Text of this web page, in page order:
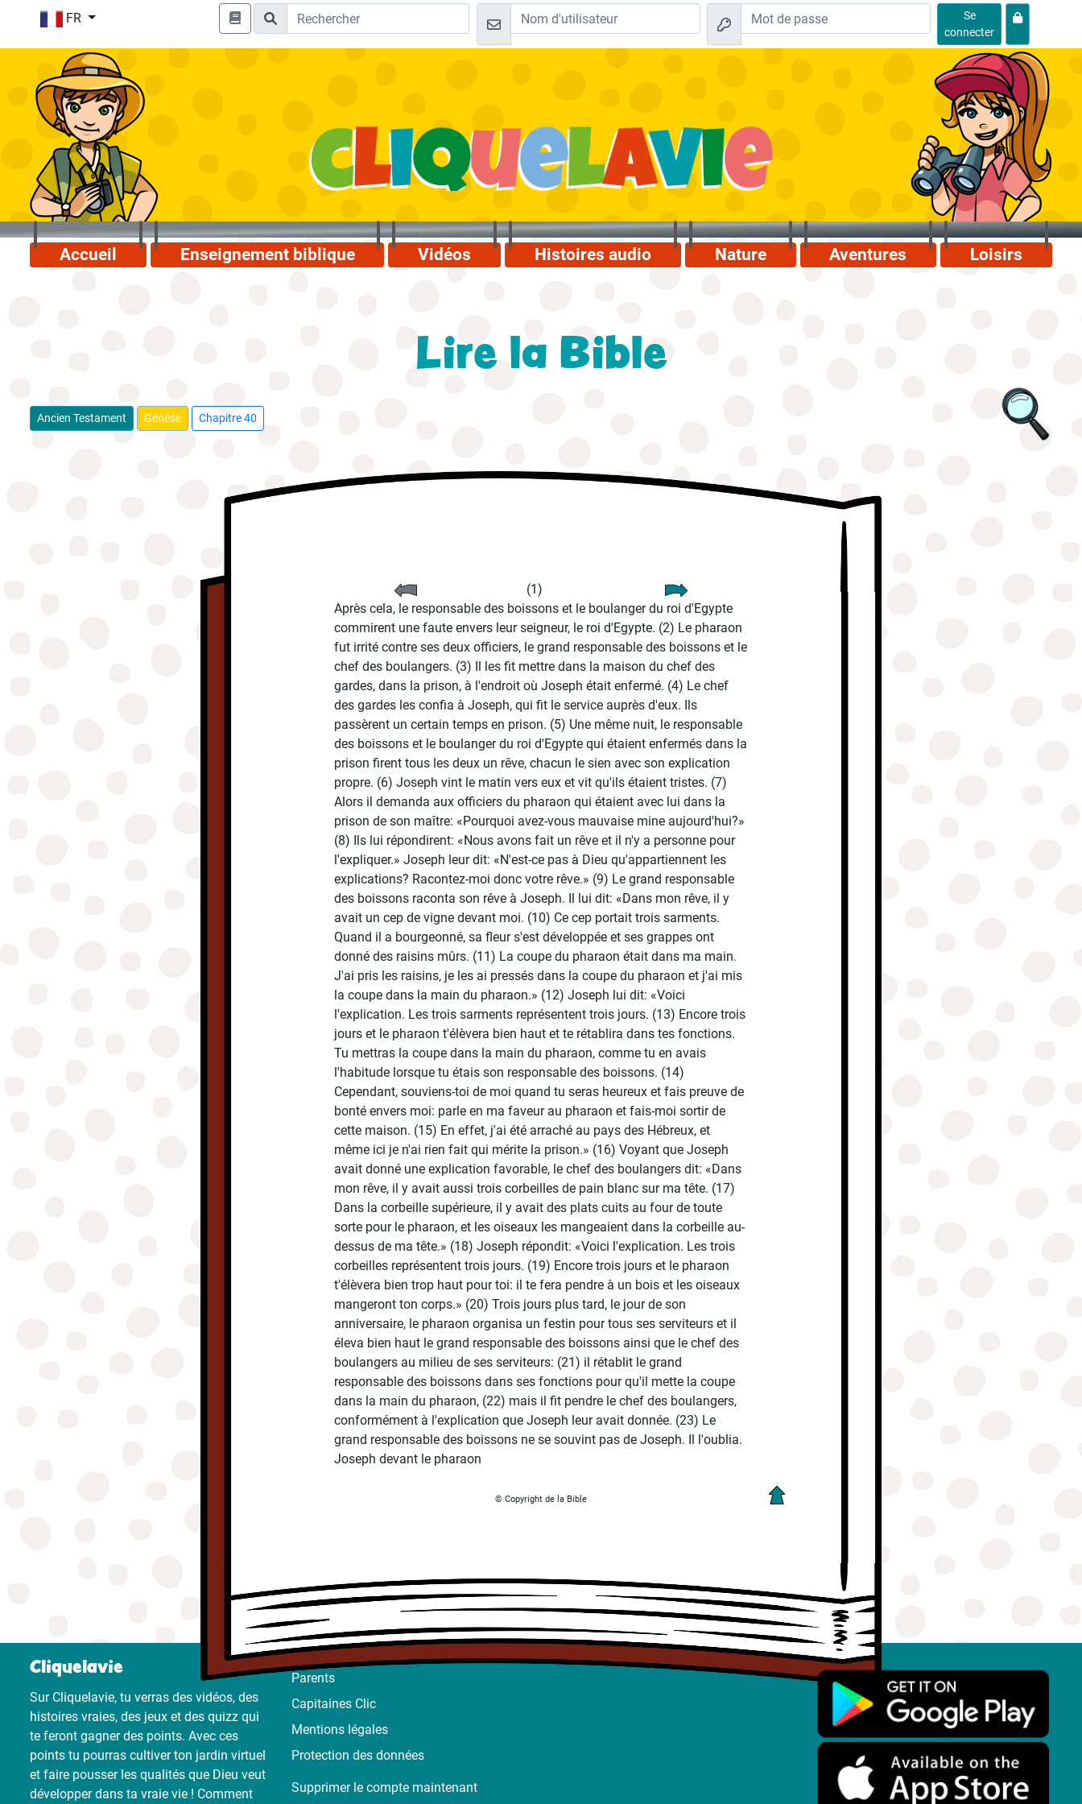
FR
Se
connecter
Accueil Enseignement biblique Vidéos Histoires audio Nature Aventures Loisirs
Lire la Bible
Ancien Testament Génèse Chapitre 40
(1)
Après cela, le responsable des boissons et le boulanger du roi d'Egypte
commirent une faute envers leur seigneur, le roi d'Egypte. (2) Le pharaon
fut irrité contre ses deux officiers, le grand responsable des boissons et le
chef des boulangers. (3) Il les fit mettre dans la maison du chef des
gardes, dans la prison, à l'endroit où Joseph était enfermé. (4) Le chef
des gardes les confia à Joseph, qui fit le service auprès d'eux. Ils
passèrent un certain temps en prison. (5) Une même nuit, le responsable
des boissons et le boulanger du roi d'Egypte qui étaient enfermés dans la
prison firent tous les deux un rêve, chacun le sien avec son explication
propre. (6) Joseph vint le matin vers eux et vit qu'ils étaient tristes. (7)
Alors il demanda aux officiers du pharaon qui étaient avec lui dans la
prison de son maître: «Pourquoi avez-vous mauvaise mine aujourd'hui?»
(8) Ils lui répondirent: «Nous avons fait un rêve et il n'y a personne pour
l'expliquer.» Joseph leur dit: «N'est-ce pas à Dieu qu'appartiennent les
explications? Racontez-moi donc votre rêve.» (9) Le grand responsable
des boissons raconta son rêve à Joseph. Il lui dit: «Dans mon rêve, il y
avait un cep de vigne devant moi. (10) Ce cep portait trois sarments.
Quand il a bourgeonné, sa fleur s'est développée et ses grappes ont
donné des raisins mûrs. (11) La coupe du pharaon était dans ma main.
J'ai pris les raisins, je les ai pressés dans la coupe du pharaon et j'ai mis
la coupe dans la main du pharaon.» (12) Joseph lui dit: «Voici
l'explication. Les trois sarments représentent trois jours. (13) Encore trois
jours et le pharaon t'élèvera bien haut et te rétablira dans tes fonctions.
Tu mettras la coupe dans la main du pharaon, comme tu en avais
l'habitude lorsque tu étais son responsable des boissons. (14)
Cependant, souviens-toi de moi quand tu seras heureux et fais preuve de
bonté envers moi: parle en ma faveur au pharaon et fais-moi sortir de
cette maison. (15) En effet, j'ai été arraché au pays des Hébreux, et
même ici je n'ai rien fait qui mérite la prison.» (16) Voyant que Joseph
avait donné une explication favorable, le chef des boulangers dit: «Dans
mon rêve, il y avait aussi trois corbeilles de pain blanc sur ma tête. (17)
Dans la corbeille supérieure, il y avait des plats cuits au four de toute
sorte pour le pharaon, et les oiseaux les mangeaient dans la corbeille au-
dessus de ma tête.» (18) Joseph répondit: «Voici l'explication. Les trois
corbeilles représentent trois jours. (19) Encore trois jours et le pharaon
t'élèvera bien trop haut pour toi: il te fera pendre à un bois et les oiseaux
mangeront ton corps.» (20) Trois jours plus tard, le jour de son
anniversaire, le pharaon organisa un festin pour tous ses serviteurs et il
éleva bien haut le grand responsable des boissons ainsi que le chef des
boulangers au milieu de ses serviteurs: (21) il rétablit le grand
responsable des boissons dans ses fonctions pour qu'il mette la coupe
dans la main du pharaon, (22) mais il fit pendre le chef des boulangers,
conformément à l'explication que Joseph leur avait donnée. (23) Le
grand responsable des boissons ne se souvint pas de Joseph. Il l'oublia.
Joseph devant le pharaon
© Copyright de la Bible
Cliquelavie
Sur Cliquelavie, tu verras des vidéos, des
histoires vraies, des jeux et des quizz qui
te feront gagner des points. Avec ces
points tu pourras cultiver ton jardin virtuel
et faire pousser les qualités que Dieu veut
développer dans ta vraie vie ! Comment
Parents
Capitaines Clic
Mentions légales
Protection des données
Supprimer le compte maintenant